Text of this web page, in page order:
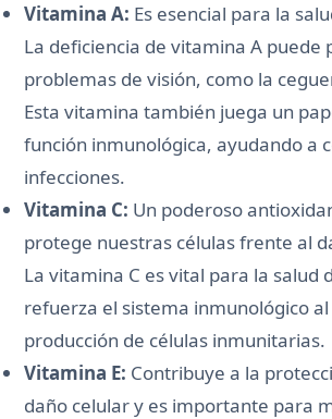
Vitamina A: Es esencial para la
La deficiencia de vitamina A puede
problemas de visión, como la
Esta vitamina también juega un
función inmunológica, ayudando a
infecciones.
Vitamina C: Un poderoso
protege nuestras células frente al
La vitamina C es vital para la salud
refuerza el sistema inmunológico
producción de células inmunitarias.
Vitamina E: Contribuye a la
daño celular y es importante para